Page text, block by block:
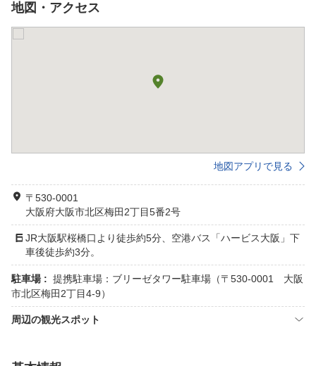
地図・アクセス
地図アプリで見る
〒530-0001
大阪府大阪市北区梅田2丁目5番2号
JR大阪駅桜橋口より徒歩約5分、空港バス「ハービス大阪」下
車後徒歩約3分。
駐車場 : 提携駐車場：ブリーゼタワー駐車場（〒530-0001 大阪
市北区梅田2丁目4-9）
周辺の観光スポット